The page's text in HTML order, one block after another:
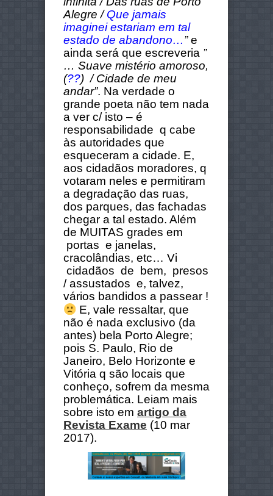
Alegre /Que jamais
imaginei estariam em tal
estado de abandono…”e
ainda será que escreveria ”
… Suave mistério amoroso,
(??) / Cidade de meu
andar”. Na verdade o
grande poeta não tem nada
a ver c/ isto – é
responsabilidade q cabe
às autoridades que
esqueceram a cidade. E,
aos cidadãos moradores, q
votaram neles e permitiram
a degradação das ruas,
dos parques, das fachadas
chegar a tal estado. Além
de MUITAS grades em
portas e janelas,
cracolândias, etc… Vi
cidadãos de bem, presos
/ assustados e, talvez,
vários bandidos a passear !
E, vale ressaltar, que
não é nada exclusivo (da
antes) bela Porto Alegre;
pois S. Paulo, Rio de
Janeiro, Belo Horizonte e
Vitória q são locais que
conheço, sofrem da mesma
problemática. Leiam mais
sobre isto em artigo da
Revista Exame (10 mar
2017).